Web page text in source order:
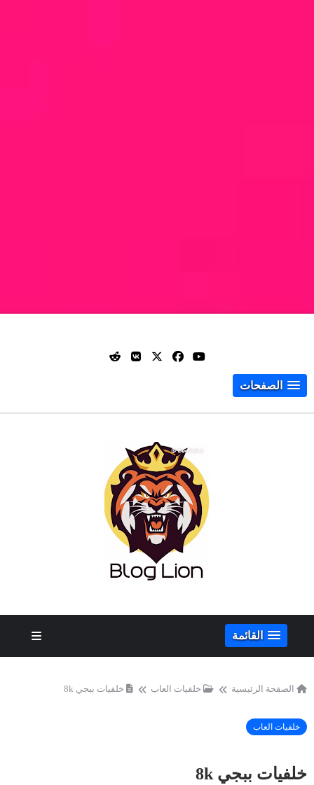
الصفحات
القائمة
الصفحة الرئيسية خلفيات العاب خلفيات ببجي 8k
خلفيات العاب
خلفيات ببجي 8k